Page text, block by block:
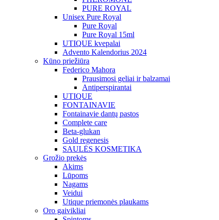
PURE ROYAL
Unisex Pure Royal
Pure Royal
Pure Royal 15ml
UTIQUE kvepalai
Advento Kalendorius 2024
Kūno priežiūra
Federico Mahora
Prausimosi geliai ir balzamai
Antiperspirantai
UTIQUE
FONTAINAVIE
Fontainavie dantų pastos
Complete care
Beta-glukan
Gold regenesis
SAULĖS KOSMETIKA
Grožio prekės
Akims
Lūpoms
Nagams
Veidui
Utique priemonės plaukams
Oro gaivikliai